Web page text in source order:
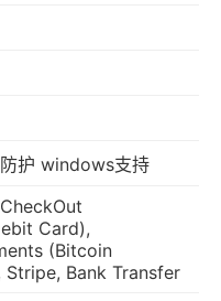
护 windows支持
Card),
(Bitcoin
Bank Transfer